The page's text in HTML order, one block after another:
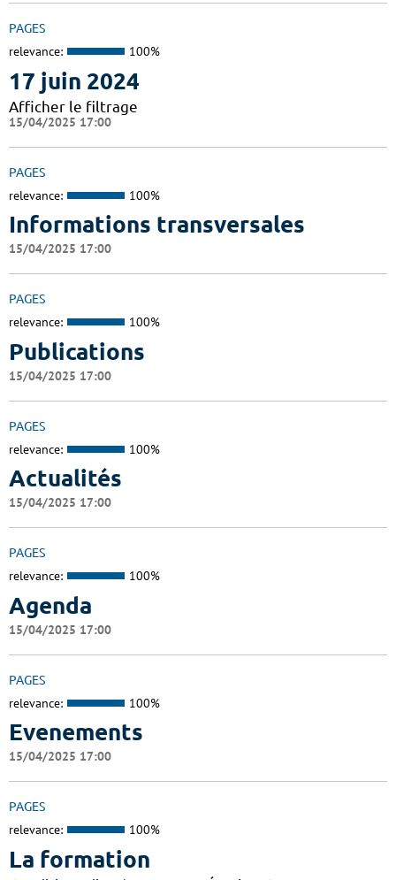
PAGES
relevance: 100%
17 juin 2024
Afficher le filtrage
15/04/2025 17:00
PAGES
relevance: 100%
Informations transversales
15/04/2025 17:00
PAGES
relevance: 100%
Publications
15/04/2025 17:00
PAGES
relevance: 100%
Actualités
15/04/2025 17:00
PAGES
relevance: 100%
Agenda
15/04/2025 17:00
PAGES
relevance: 100%
Evenements
15/04/2025 17:00
PAGES
relevance: 100%
La formation